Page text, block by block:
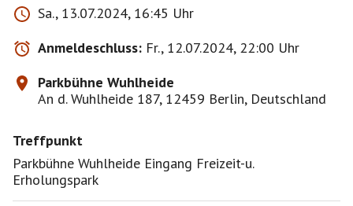
Special Guest: Matthias Reim “Verdammt, ich lieb´
Dich“ / „Ich hab` geträumt von dir“
Auch in diesem Jahr endet das Festival um kurz vor
23:00 Uhr mit einem großen Höhenfeuerwerk am
Himmel über der Wuhlheide.
Ich komme mit der Tram
https://www.etix.com/ticket/v/10789?cobrand=BRF
Sa., 13.07.2024, 16:45 Uhr
Anmeldeschluss: Fr., 12.07.2024, 22:00 Uhr
Parkbühne Wuhlheide
An d. Wuhlheide 187, 12459 Berlin, Deutschland
Treffpunkt
Parkbühne Wuhlheide Eingang Freizeit-u.
Erholungspark